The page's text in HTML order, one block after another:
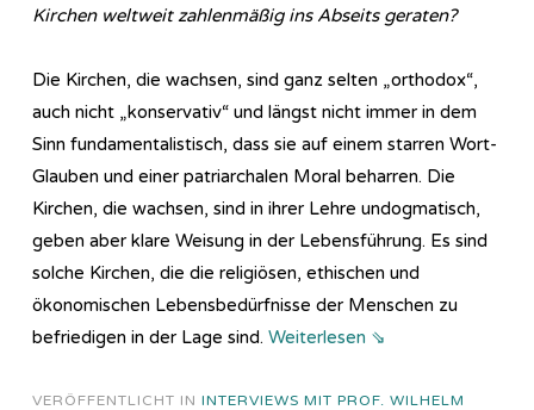
Kirchen weltweit zahlenmäßig ins Abseits geraten?
Die Kirchen, die wachsen, sind ganz selten „orthodox“,
auch nicht „konservativ“ und längst nicht immer in dem
Sinn fundamentalistisch, dass sie auf einem starren Wort-
Glauben und einer patriarchalen Moral beharren. Die
Kirchen, die wachsen, sind in ihrer Lehre undogmatisch,
geben aber klare Weisung in der Lebensführung. Es sind
solche Kirchen, die die religiösen, ethischen und
ökonomischen Lebensbedürfnisse der Menschen zu
befriedigen in der Lage sind. Weiterlesen ⇘
VERÖFFENTLICHT IN INTERVIEWS MIT PROF. WILHELM